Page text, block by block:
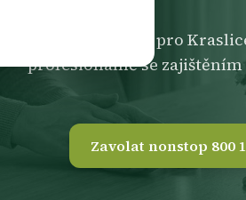
Pohřební služba pro
profesionálně se
Zavolat nonstop 800